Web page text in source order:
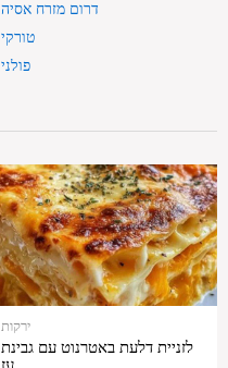
דרום מזרח אסיה
טורקי
פולני
ירקות
לזניית דלעת באטרנוט עם גבינת